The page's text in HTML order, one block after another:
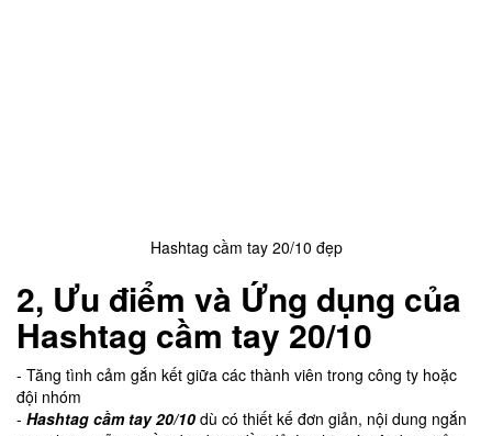
Hashtag cầm tay 20/10 đẹp
2, Ưu điểm và Ứng dụng của
Hashtag cầm tay 20/10
- Tăng tình cảm gắn kết giữa các thành viên trong công ty hoặc
đội nhóm
- Hashtag cầm tay 20/10 dù có thiết kế đơn giản, nội dung ngắn